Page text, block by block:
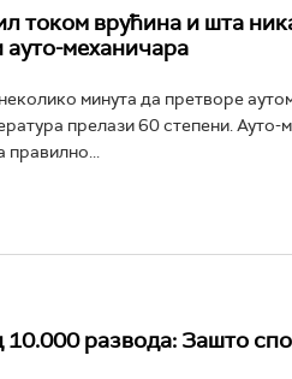
током врућина и шта
ауто-механичара
минута да претворе
прелази 60 степени.
развода: Зашто